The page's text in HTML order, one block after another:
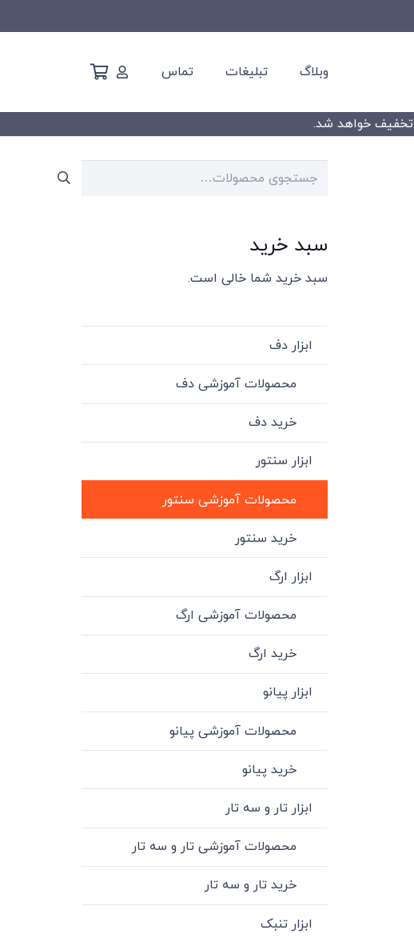
وبلاگ تبلیغات تماس
جستجو
سبد خرید
سبد خرید شما خالی است.
ابزار دف
محصولات آموزشی دف
خرید دف
ابزار سنتور
محصولات آموزشی سنتور
خرید سنتور
ابزار ارگ
محصولات آموزشی ارگ
خرید ارگ
ابزار پیانو
محصولات آموزشی پیانو
خرید پیانو
ابزار تار و سه تار
محصولات آموزشی تار و سه تار
خرید تار و سه تار
ابزار تنبک